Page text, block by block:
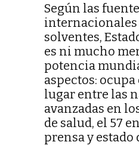
Según las
internacionales
solventes,
es ni mucho
potencia
aspectos:
lugar entre las
avanzadas en
de salud, el 57
prensa y estado